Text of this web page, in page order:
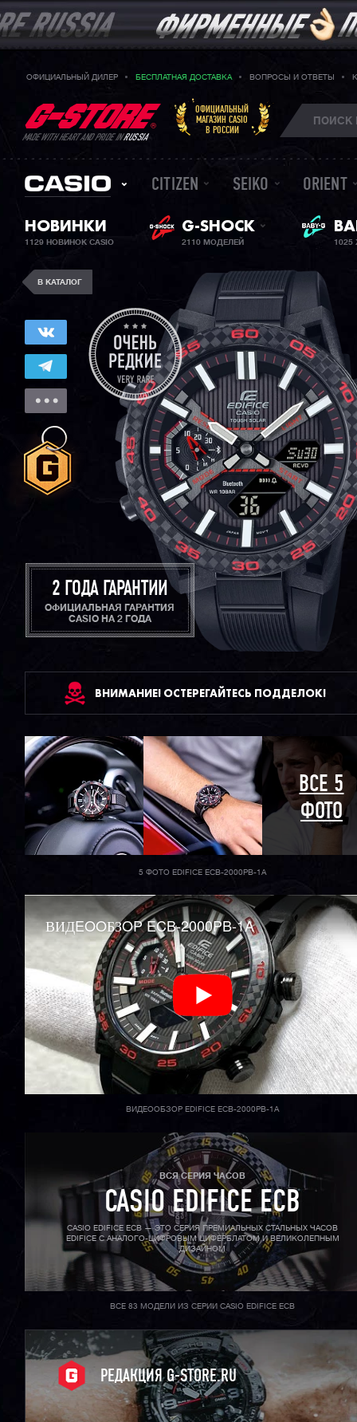
ОФИЦИАЛЬНЫЙ ДИЛЕР БЕСПЛАТНАЯ ДОСТАВКА ВОПРОСЫ И ОТВЕТЫ
MADE WITH HEART AND PRIDE INRUSSIA
ОФИЦИАЛЬНЫЙ
МАГАЗИН CASIO
В РОССИИ
CITIZEN SEIKO ORIENT
НОВИНКИ
1129 НОВИНОК CASIO
G-SHOCK
2110 МОДЕЛЕЙ
В КАТАЛОГ
2 ГОДА ГАРАНТИИ
ОФИЦИАЛЬНАЯ ГАРАНТИЯ
CASIO НА 2 ГОДА
ВНИМАНИЕ! ОСТЕРЕГАЙТЕСЬ ПОДДЕЛОК!
ВСЕ 5
ФОТО
5 ФОТО EDIFICE ECB-2000PB-1A
ВИДEOOБЗOP ECB-2000PB-1A
ВИДЕООБЗОР EDIFICE ECB-2000PB-1A
ВСЯ СЕРИЯ ЧАСОВ
CASIO EDIFICE ECB
CASIO EDIFICE ECB — ЭТО СЕРИЯ ПРЕМИАЛЬНЫХ СТАЛЬНЫХ ЧАСОВ
EDIFICE С АНАЛОГО-ЦИФРОВЫМ ЦИФЕРБЛАТОМ И ВЕЛИКОЛЕПНЫМ
ДИЗАЙНОМ
ВСЕ 83 МОДЕЛИ ИЗ СЕРИИ CASIO EDIFICE ECB
РЕДАКЦИЯ G-STORE.RU